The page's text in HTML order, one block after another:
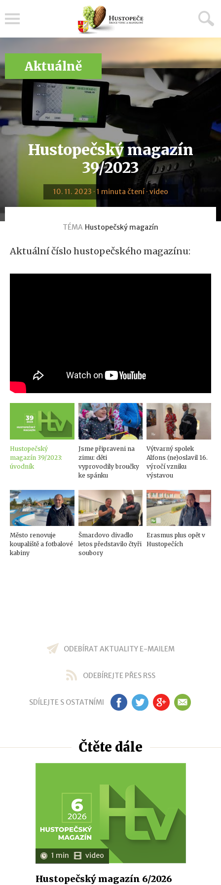
Aktuálně
Hustopečský magazín
39/2023
10. 11. 2023 · 1 minuta čtení · video
TÉMA Hustopečský magazín
Aktuální číslo hustopečského magazínu:
Hustopečský
magazín 39/2023:
úvodník
Jsme připraveni na
zimu: děti
vyprovodily broučky
ke spánku
Výtvarný spolek
Alfons (ne)oslavil 16.
výročí vzniku
výstavou
Město renovuje
koupaliště a fotbalové
kabiny
Šmardovo divadlo
letos představilo čtyři
soubory
Erasmus plus opět v
Hustopečích
ODEBÍRAT AKTUALITY E-MAILEM
ODEBÍREJTE PŘES RSS
SDÍLEJTE S OSTATNÍMI FB TW GP EM
Čtěte dále
1 min video
Hustopečský magazín 6/2026